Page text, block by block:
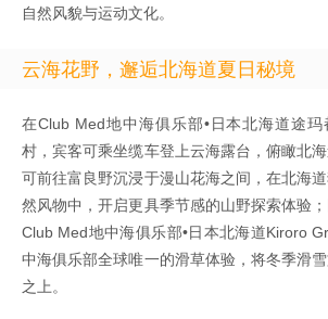
自然风貌与运动文化。
云海花野，邂逅北海道夏日秘境
在Club Med地中海俱乐部•日本北海道途玛
村，宾客可乘坐缆车登上云海露台，俯瞰北
可前往富良野沉浸于漫山花海之间，在北海
然风物中，开启更具季节感的山野探索体验
Club Med地中海俱乐部•日本北海道Kiroro
中海俱乐部全球唯一的滑草体验，将冬季滑
之上。